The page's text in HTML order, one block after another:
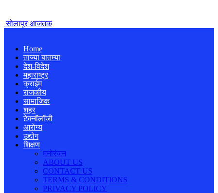
सोलापूर आजतक
Home
ताज्या बातम्या
देश-विदेश
महाराष्ट्र
क्राईम
राजकीय
सामाजिक
शहर
टेक्नॉलॉजी
आरोग्य
उद्योग
शिक्षण
मनोरंजन
ABOUT US
CONTACT US
TERMS & CONDITIONS
PRIVACY POLICY